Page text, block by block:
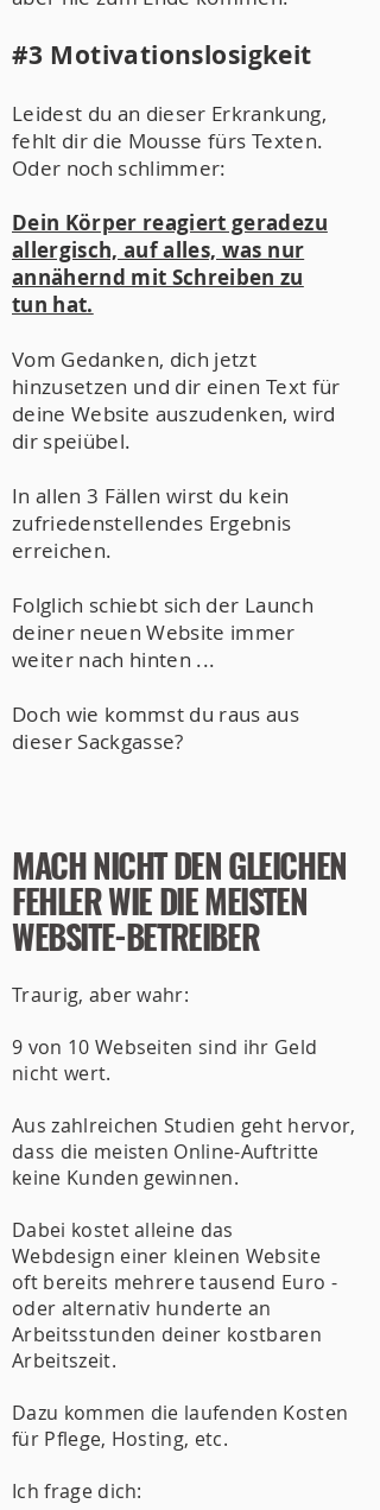
#3 Motivationslosigkeit
Leidest du an dieser Erkrankung,
fehlt dir die Mousse fürs Texten.
Oder noch schlimmer:
Dein Körper reagiert geradezu
allergisch, auf alles, was nur
annähernd mit Schreiben zu
tun hat.
Vom Gedanken, dich jetzt
hinzusetzen und dir einen Text für
deine Website auszudenken, wird
dir speiübel.
In allen 3 Fällen wirst du kein
zufriedenstellendes Ergebnis
erreichen.
Folglich schiebt sich der Launch
deiner neuen Website immer
weiter nach hinten ...
Doch wie kommst du raus aus
dieser Sackgasse?
MACH NICHT DEN GLEICHEN
FEHLER WIE DIE MEISTEN
WEBSITE-BETREIBER
Traurig, aber wahr:
9 von 10 Webseiten sind ihr Geld
nicht wert.
Aus zahlreichen Studien geht hervor,
dass die meisten Online-Auftritte
keine Kunden gewinnen.
Dabei kostet alleine das
Webdesign einer kleinen Website
oftbereits mehrere tausend Euro -
oder alternativ hunderte an
Arbeitsstunden deiner kostbaren
Arbeitszeit.
Dazu kommen die laufenden Kosten
für Pflege, Hosting, etc.
Ich frage dich: